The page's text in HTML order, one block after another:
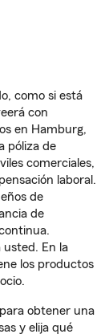
como si está
con
en Hamburg,
póliza de
comerciales,
laboral.
de
de
usted. En la
los productos
obtener una
y elija qué